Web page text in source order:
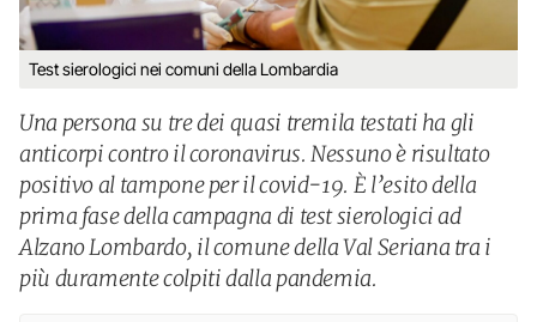
Test sierologici nei comuni della Lombardia
Una persona su tre dei quasi tremila testati ha gli
anticorpi contro il coronavirus. Nessuno è risultato
positivo al tampone per il covid-19. È l’esito della
prima fase della campagna di test sierologici ad
Alzano Lombardo, il comune della Val Seriana tra i
più duramente colpiti dalla pandemia.